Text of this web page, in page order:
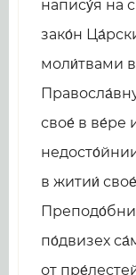
напису́я на
зако́н
моли́твами
свое́ в ве́ре
в житии́
по́двизех
от